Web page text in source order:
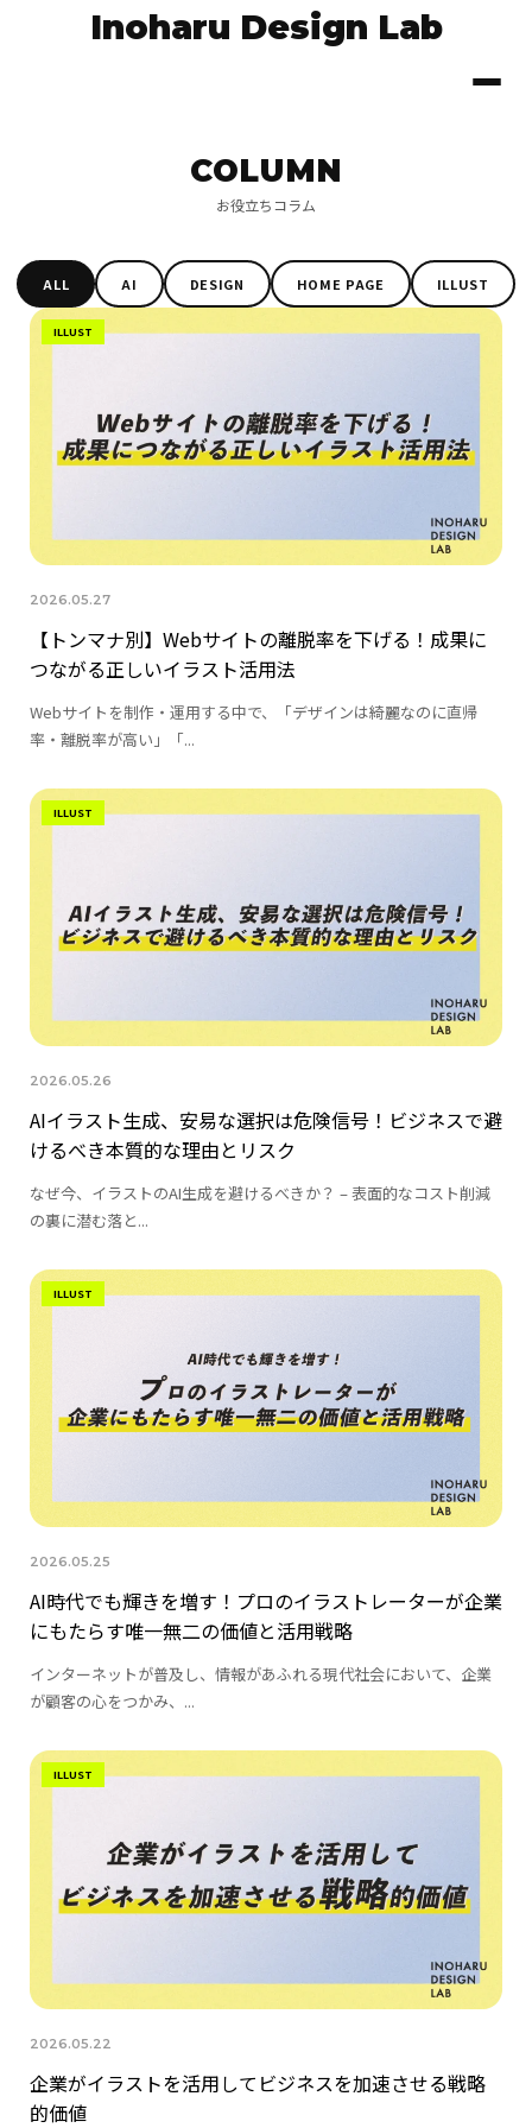
Inoharu Design Lab
COLUMN
お役立ちコラム
ALL AI DESIGN HOME PAGE ILLUST
ILLUST
2026.05.27
【トンマナ別】Webサイトの離脱率を下げる！成果に
つながる正しいイラスト活用法
Webサイトを制作・運用する中で、「デザインは綺麗なのに直帰
率・離脱率が高い」「...
ILLUST
2026.05.26
AIイラスト生成、安易な選択は危険信号！ビジネスで避
けるべき本質的な理由とリスク
なぜ今、イラストのAI生成を避けるべきか？ – 表面的なコスト削減
の裏に潜む落と...
ILLUST
2026.05.25
AI時代でも輝きを増す！プロのイラストレーターが企業
にもたらす唯一無二の価値と活用戦略
インターネットが普及し、情報があふれる現代社会において、企業
が顧客の心をつかみ、...
ILLUST
2026.05.22
企業がイラストを活用してビジネスを加速させる戦略
的価値